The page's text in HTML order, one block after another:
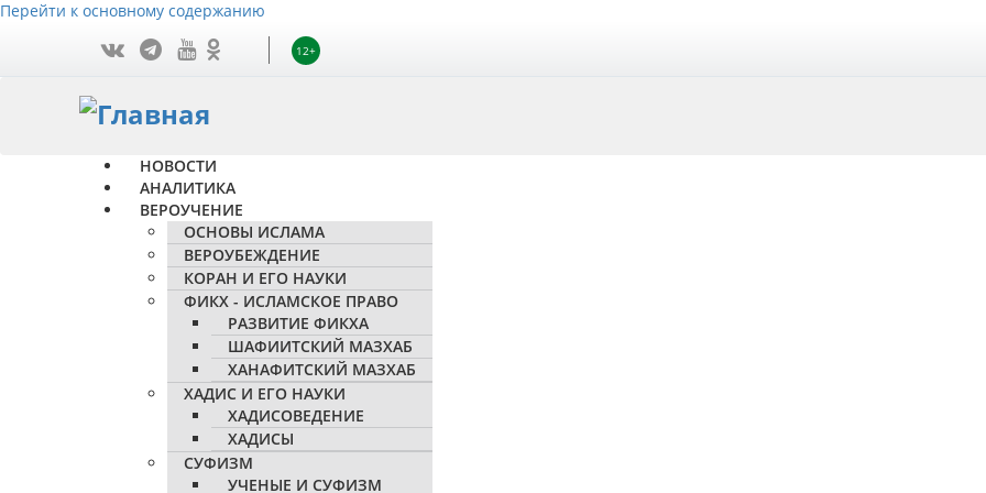
Перейти к основному содержанию
12+
НОВОСТИ
АНАЛИТИКА
ВЕРОУЧЕНИЕ
ОСНОВЫ ИСЛАМА
ВЕРОУБЕЖДЕНИЕ
КОРАН И ЕГО НАУКИ
ФИКХ - ИСЛАМСКОЕ ПРАВО
РАЗВИТИЕ ФИКХА
ШАФИИТСКИЙ МАЗХАБ
ХАНАФИТСКИЙ МАЗХАБ
ХАДИС И ЕГО НАУКИ
ХАДИСОВЕДЕНИЕ
ХАДИСЫ
СУФИЗМ
УЧЕНЫЕ И СУФИЗМ